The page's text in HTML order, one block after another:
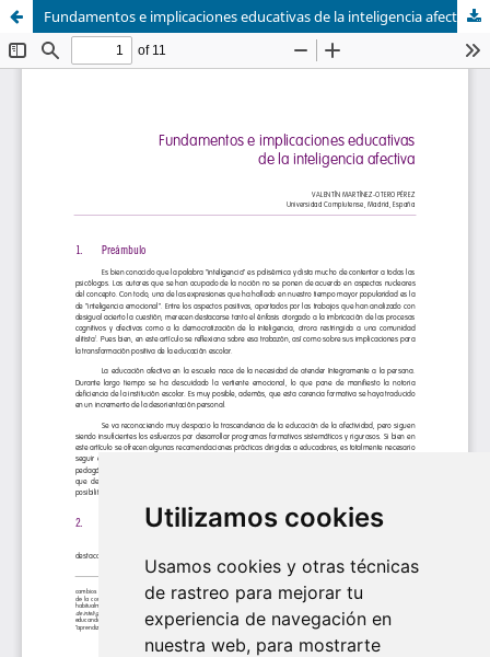
Utilizamos cookies
Usamos cookies y otras técnicas
de rastreo para mejorar tu
experiencia de navegación en
nuestra web, para mostrarte
Fundamentos e implicaciones educativas de la inteligencia afectiva